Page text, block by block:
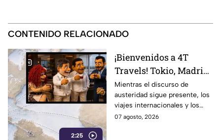
CONTENIDO RELACIONADO
2:25
¡Bienvenidos a 4T
Travels! Tokio, Madrid,
París y vuelos de lujo…
la austeridad puede
esperar
Mientras el discurso de
austeridad sigue presente, los
viajes internacionales y los
vuelos de lujo se convierten en
07 agosto, 2026